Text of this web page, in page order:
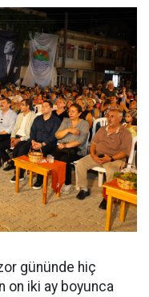
gününde hiç
on iki ay boyunca